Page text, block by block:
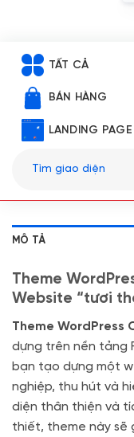
TẤT CẢ
BÁN HÀNG
LANDING PAGE
kiếm:
MÔ TẢ
Theme
Website “tươi
Theme WordPress
dựng trên nền tảng
bạn tạo dựng một
nghiệp, thu hút và
diện thân thiện và
thiết, theme này sẽ